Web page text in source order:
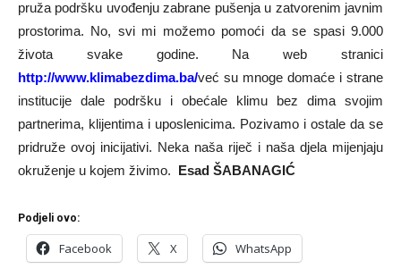
pruža podršku uvođenju zabrane pušenja u zatvorenim javnim
prostorima. No, svi mi možemo pomoći da se spasi 9.000
života svake godine. Na web stranici
http://www.klimabezdima.ba/već su mnoge domaće i strane
institucije dale podršku i obećale klimu bez dima svojim
partnerima, klijentima i uposlenicima. Pozivamo i ostale da se
pridruže ovoj inicijativi. Neka naša riječ i naša djela mijenjaju
okruženje u kojem živimo. Esad ŠABANAGIĆ
Podjeli ovo:
Facebook X WhatsApp